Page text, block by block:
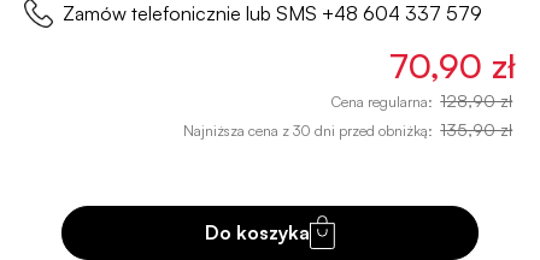
Zamów telefonicznie lub SMS +48 604 337 579
70,90 zł
Cena regularna: 128,90 zł
Najniższa cena z 30 dni przed obniżką: 135,90 zł
Do koszyka